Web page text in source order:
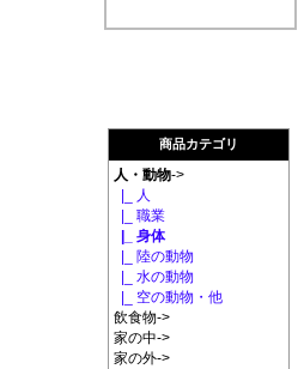
商品カテゴリ
人・動物->
|_ 人
|_ 職業
|_ 身体
|_ 陸の動物
|_ 水の動物
|_ 空の動物・他
飲食物->
家の中->
家の外->